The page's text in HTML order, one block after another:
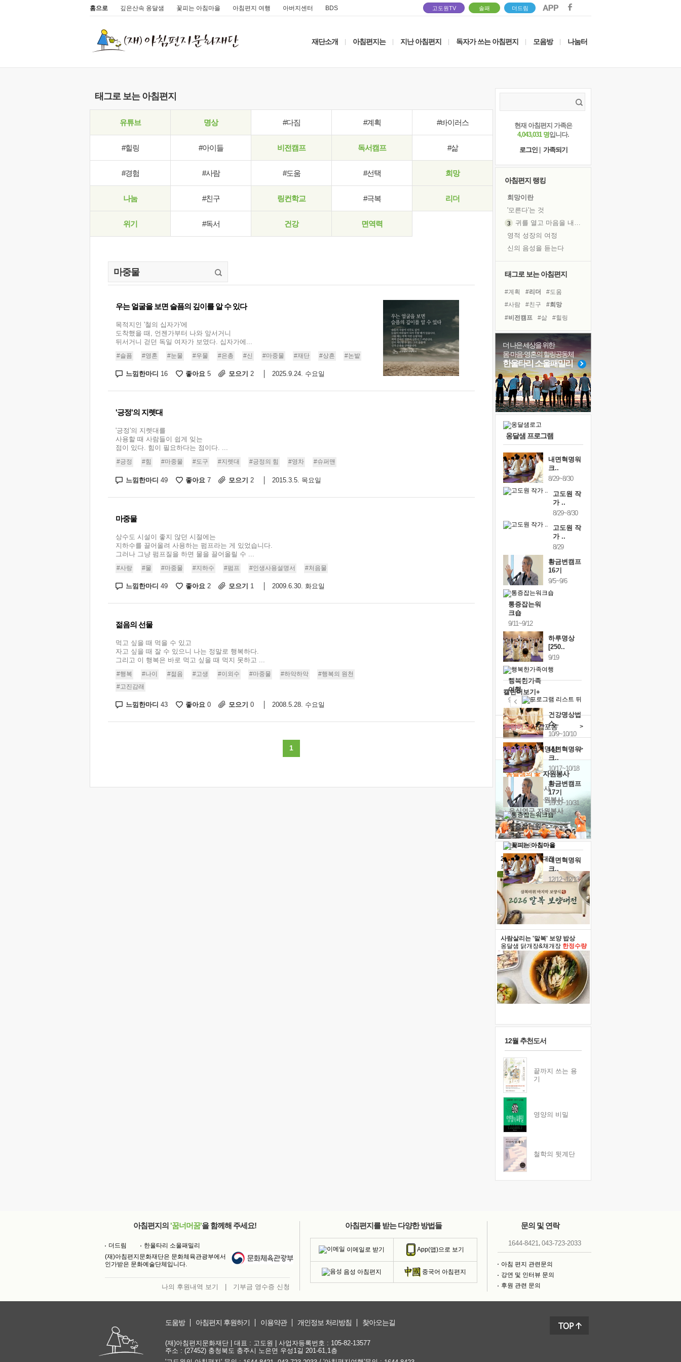
홈으로 깊은산속 옹달샘 꽃피는 아침마을 아침편지 여행 아버지센터 BDS 고도원TV 솔패 더드림
재단소개 아침편지는 지난 아침편지 독자가 쓰는 아침편지 모음방 나눔터
태그로 보는 아침편지
유튜브 명상 #다짐 #계획 #바이러스
#힐링 #아이들 비전캠프 독서캠프 #삶
#경험 #사람 #도움 #선택 희망
나눔 #친구 링컨학교 #극복 리더
위기 #독서 건강 면역력
우는 얼굴을 보면 슬픔의 깊이를 알 수 있다
목적지인 '철의 십자가'에
도착했을 때, 언젠가부터 나와 앞서거니
뒤서거니 걷던 독일 여자가 보였다. 십자가에...
#슬픔 #영혼 #눈물 #우물 #은총 #신 #마중물 #재단 #상흔 #논밭
느낌한마디 16 좋아요 5 모으기 2 2025.9.24. 수요일
'긍정'의 지렛대
'긍정'의 지렛대를
사용할 때 사람들이 쉽게 잊는
점이 있다. 힘이 필요하다는 점이다. ...
#긍정 #힘 #마중물 #도구 #지렛대 #긍정의 힘 #영차 #슈퍼맨
느낌한마디 49 좋아요 7 모으기 2 2015.3.5. 목요일
마중물
상수도 시설이 좋지 않던 시절에는
지하수를 끌어올려 사용하는 펌프라는 게 있었습니다.
그러나 그냥 펌프질을 하면 물을 끌어올릴 수 ...
#사랑 #물 #마중물 #지하수 #펌프 #인생사용설명서 #처음물
느낌한마디 49 좋아요 2 모으기 1 2009.6.30. 화요일
젊음의 선물
먹고 싶을 때 먹을 수 있고
자고 싶을 때 잘 수 있으니 나는 정말로 행복하다.
그리고 이 행복은 바로 먹고 싶을 때 먹지 못하고 ...
#행복 #나이 #젊음 #고생 #이외수 #마중물 #하악하악
#행복의 원천
#고진감래
느낌한마디 43 좋아요 0 모으기 0 2008.5.28. 수요일
1
현재 아침편지 가족은
4,043,031 명입니다.
로그인
가족되기
아침편지 랭킹
희망이란
'모른다'는 것
귀를 열고 마음을 내어주고
영적 성장의 여정
신의 음성을 듣는다
극과 극의 양 끝단
'말 타는 법'을 먼저
졸업식 사진을 보며
극심한 변비, 어깨결림, 수면 장애
아픈 아버지를 위한 공간 설계
슬럼프
보고 싶은 어머니
유년 시절의 부산 영도 바다
못된 꼰대들
너무 황홀한 꽃들이여!
태그로 보는 아침편지
#계획 #리더
#도움
#사람
#친구
#희망
#비전캠프
#삶
#힐링
#링컨학교
#경험
#아이들
#극복
#독서캠프
#다짐
#건강
#선택
#명상
#바이러스
#독서
#나눔
더 나은 세상을 위한
몸·마음·영혼의 힐링공동체
한울타리 소울패밀리
옹달샘 프로그램
내면혁명워
크..
8/29~8/30
고도원 작
가 ..
8/29~8/30
고도원 작
가 ..
8/29
황금변캠프
16기
9/5~9/6
통증잡는워
크숍
9/11~9/12
하루명상
[250..
9/19
행복한가족
여행
9/24~9/26
건강명상법
스..
10/9~10/10
내면혁명워
크..
10/17~10/18
황금변캠프
17기
10/30~10/31
통증잡는워
크숍
11/7~11/8
내면혁명워
크..
12/12~12/13
캘린더보기+
예술치유걷기명상 >
힐링허그사감포옹 >
'옹달샘의 꽃'자원봉사
· 청년 자원봉사
· 금빛청년 자원봉사
· 음식연구 자원봉사
2026 말복 보양대전
최대74%할인
사람살리는 '말복' 보양 밥상
옹달샘 닭개장&채개장 한정수량
12월 추천도서
끝까지 쓰는 용
기
영양의 비밀
철학의 뒷계단
아침편지의 '꿈너머꿈'을 함께해 주세요!
더드림
한울타리 소울패밀리
(재)아침편지문화재단은 문화체육관광부에서
인가받은 문화예술단체입니다.
나의 후원내역 보기 기부금 영수증 신청
아침편지를 받는 다양한 방법들
이메일로 받기 App(앱)으로 보기
음성 아침편지 중국어 아침편지
문의 및 연락
1644-8421, 043-723-2033
아침 편지 관련문의
강연 및 인터뷰 문의
후원 관련 문의
도움방 아침편지 후원하기 이용약관 개인정보 처리방침 찾아오는길
(재)아침편지문화재단 | 대표 : 고도원 | 사업자등록번호 : 105-82-13577
주소 : (27452) 충청북도 충주시 노은면 우성1길 201-61,1층